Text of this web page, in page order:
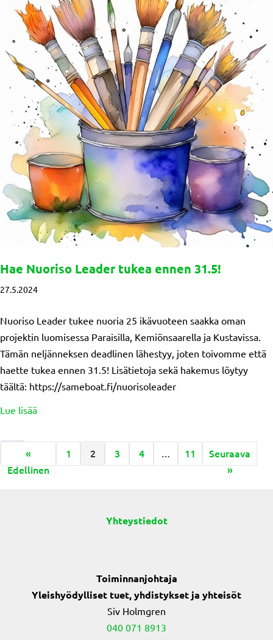
Hae Nuoriso Leader tukea ennen 31.5!
27.5.2024
Nuoriso Leader tukee nuoria 25 ikävuoteen saakka oman
projektin luomisessa Paraisilla, Kemiönsaarella ja Kustavissa.
Tämän neljänneksen deadlinen lähestyy, joten toivomme että
haette tukea ennen 31.5! Lisätietoja sekä hakemus löytyy
täältä: https://sameboat.fi/nuorisoleader
Lue lisääabout Hae Nuoriso Leader tukea ennen 31.5!
«
Edellinen
1 2 3 4 … 11
Seuraava
»
Yhteystiedot
Toiminnanjohtaja
Yleishyödylliset tuet, yhdistykset ja yhteisöt
Siv Holmgren
040 071 8913